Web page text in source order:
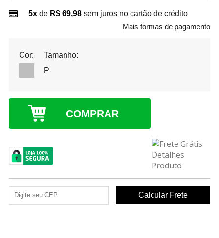
5xde R$ 69,98 sem juros no cartão de crédito
Mais formas de pagamento
Cor:
Tamanho:
P
COMPRAR